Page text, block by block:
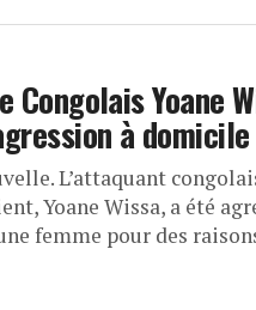
Congolais Yoane
à domicile
L’attaquant
Yoane Wissa, a été
femme pour des